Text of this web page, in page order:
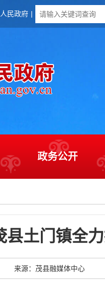
民政府 |
政务公开
县土门镇全
来源：茂县融媒体中心